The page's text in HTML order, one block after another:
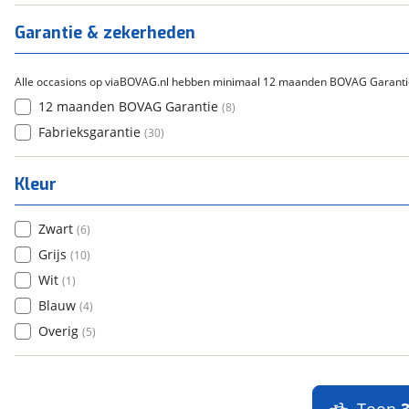
Garantie & zekerheden
Alle occasions op viaBOVAG.nl hebben minimaal 12 maanden BOVAG
12 maanden BOVAG Garantie (8)
Fabrieksgarantie (30)
Kleur
Zwart (6)
Grijs (10)
Wit (1)
Blauw (4)
Overig (5)